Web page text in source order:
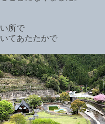
所で
てあたたかで